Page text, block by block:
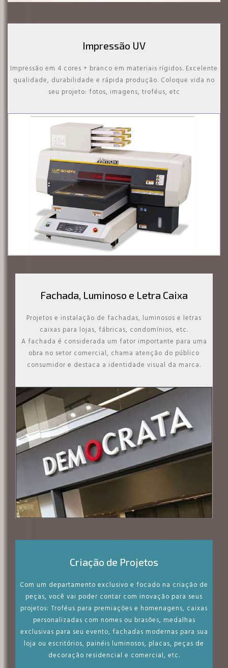
Impressão UV
Impressão em 4 cores + branco em materiais rígidos. Excelente
qualidade, durabilidade e rápida produção. Coloque vida no
seu projeto: fotos, imagens, troféus, etc
Fachada, Luminoso e Letra Caixa
Projetos e instalação de fachadas, luminosos e letras
caixas para lojas, fábricas, condomínios, etc.
A fachada é considerada um fator importante para uma
obra no setor comercial, chama atenção do público
consumidor e destaca a identidade visual da marca.
Criação de Projetos
Com um departamento exclusivo e focado na criação de
peças, você vai poder contar com inovação para seus
projetos: Troféus para premiações e homenagens, caixas
personalizadas com nomes ou brasões, medalhas
exclusivas para seu evento, fachadas modernas para sua
loja ou escritórios, painéis luminosos, placas, peças de
decoração residencial e comercial, etc.